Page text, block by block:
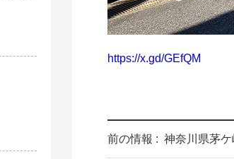
https://x.gd/GEfQM
前の情報 : 神奈川県茅